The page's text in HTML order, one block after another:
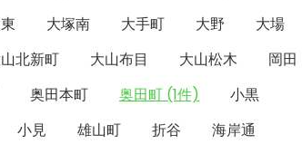
大塚南 大手町 大野
大場
北新町 大山布目 大山松木
岡田
奥田本町 奥田町 (1件)
小黒
小見 雄山町 折谷
海岸通